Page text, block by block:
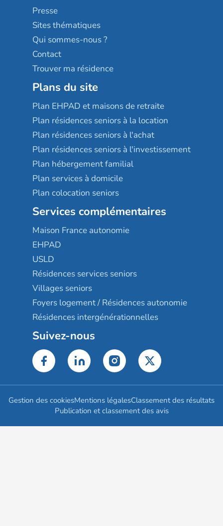
Sérénys
Résidences services Villa Médicis
Presse
Sites thématiques
Qui sommes-nous ?
Contact
Trouver ma résidence
Plans du site
Plan EHPAD et maisons de retraite
Plan résidences seniors à la location
Plan résidences seniors à l'achat
Plan résidences seniors à l'investissement
Plan hébergement familial
Plan services à domicile
Plan colocation seniors
Services complémentaires
Maison France autonomie
EHPAD
USLD
Résidences services seniors
Villages seniors
Foyers logement / Résidences autonomie
Résidences intergénérationnelles
Suivez-nous
Gestion des cookiesMentions légalesClassement des résultats
Publication et classement des avis